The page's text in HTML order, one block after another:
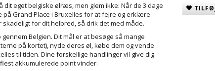
dit eget belgiske ølræs, men glem ikke: Når de 3 dage
Grand Place i Bruxelles for at fejre og erklære
for dit helbred, så drik det med måde.
Belgien. Dit mål er at besøge så mange
på kortet), nyde deres øl, købe dem og vende
til tiden. Dine forskellige handlinger vil give dig
akkumulerede point vinder.